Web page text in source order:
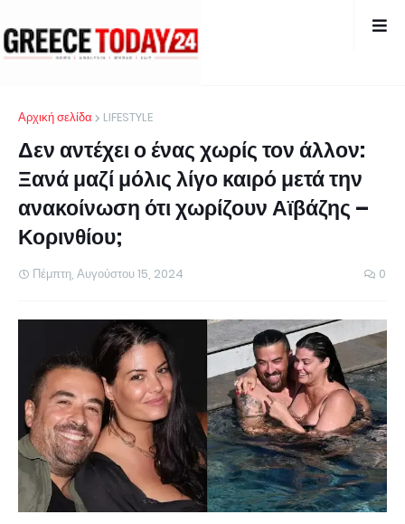
Αρχική σελίδα LIFESTYLE
Δεν αντέχει ο ένας χωρίς τον άλλον:
Ξανά μαζί μόλις λίγο καιρό μετά την
ανακοίνωση ότι χωρίζουν Αϊβάζης –
Κορινθίου;
Πέμπτη, Αυγούστου 15, 2024 0